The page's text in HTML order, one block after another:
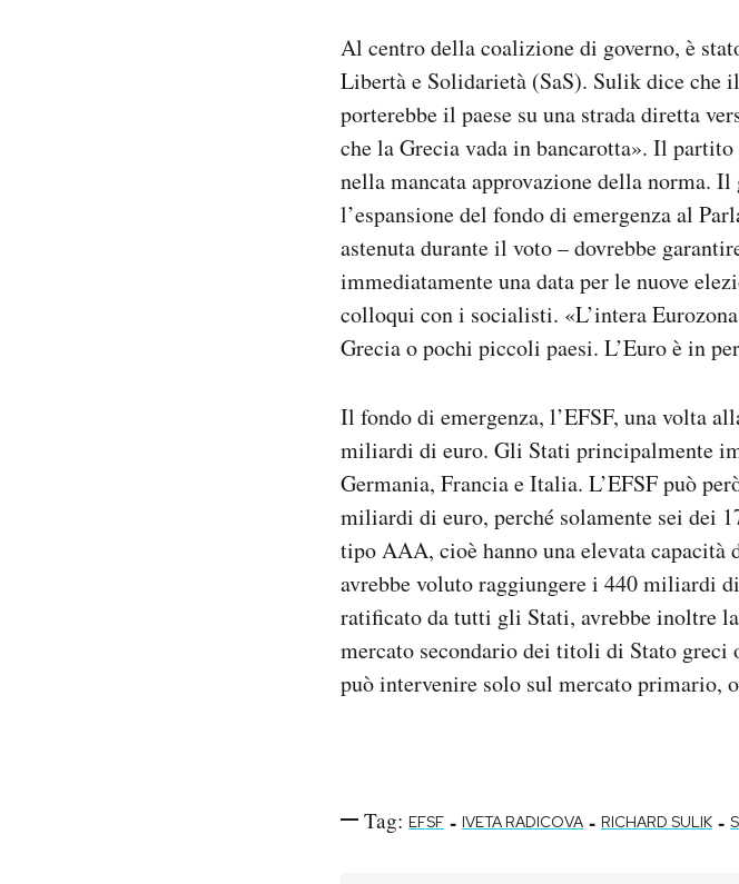
Al centro della coalizione di governo, è
Libertà e Solidarietà (SaS). Sulik dice che
porterebbe il paese su una strada diretta
che la Grecia vada in bancarotta». Il
nella mancata approvazione della norma.
l’espansione del fondo di emergenza al
astenuta durante il voto – dovrebbe
immediatamente una data per le nuove
colloqui con i socialisti. «L’intera
Grecia o pochi piccoli paesi. L’Euro è in
Il fondo di emergenza, l’EFSF, una volta
miliardi di euro. Gli Stati principalmente
Germania, Francia e Italia. L’EFSF può
miliardi di euro, perché solamente sei dei
tipo AAA, cioè hanno una elevata capacità
avrebbe voluto raggiungere i 440 miliardi
ratificato da tutti gli Stati, avrebbe inoltre
mercato secondario dei titoli di Stato
può intervenire solo sul mercato primario,
Tag: EFSF - IVETA RADICOVA - RICHARD SULIK -